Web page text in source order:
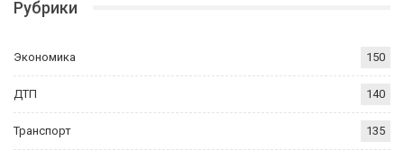
Рубрики
Экономика 150
ДТП 140
Транспорт 135